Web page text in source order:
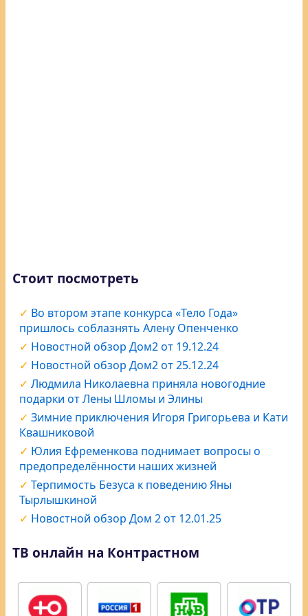
Стоит посмотреть
Во втором этапе конкурса «Тело Года»
пришлось соблазнять Алену Опенченко
Новостной обзор Дом2 от 19.12.24
Новостной обзор Дом2 от 25.12.24
Людмила Николаевна приняла новогодние
подарки от Лены Шломы и Элины
Зимние приключения Игоря Григорьева и Кати
Квашниковой
Юлия Ефременкова поднимает вопросы о
предопределённости наших жизней
Терпимость Безуса к поведению Яны
Тырлышкиной
Новостной обзор Дом 2 от 12.01.25
ТВ онлайн на Контрастном